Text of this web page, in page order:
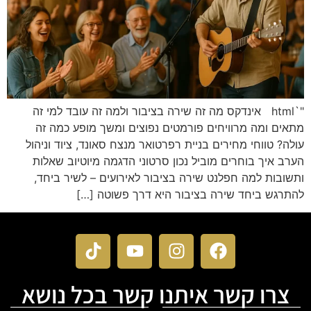
"`html אינדקס מה זה שירה בציבור ולמה זה עובד למי זה
מתאים ומה מרוויחים פורמטים נפוצים ומשך מופע כמה זה
עולה? טווחי מחירים בניית רפרטואר מנצח סאונד, ציוד וניהול
הערב איך בוחרים מוביל נכון סרטוני הדגמה מיוטיוב שאלות
ותשובות למה חפלנט שירה בציבור לאירועים – לשיר ביחד,
להתרגש ביחד שירה בציבור היא דרך פשוטה […]
צרו קשר איתנו קשר בכל נושא